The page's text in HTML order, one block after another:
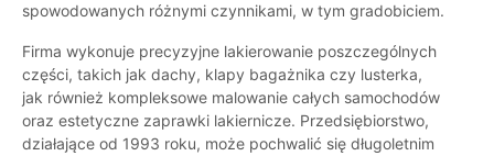
spowodowanych różnymi czynnikami, w tym gradobiciem.
Firma wykonuje precyzyjne lakierowanie poszczególnych
części, takich jak dachy, klapy bagażnika czy lusterka,
jak również kompleksowe malowanie całych samochodów
oraz estetyczne zaprawki lakiernicze. Przedsiębiorstwo,
działające od 1993 roku, może pochwalić się długoletnim